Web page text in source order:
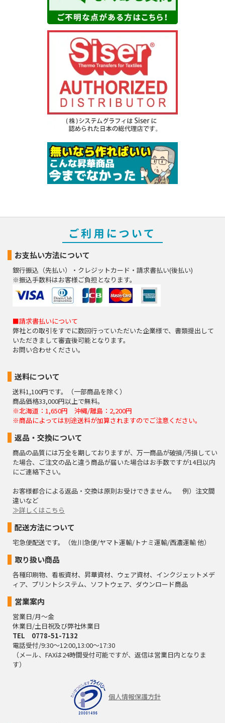
ご利用について
お支払い方法について
銀行振込（先払い）・クレジットカード・請求書払い(後払い)
※振込手数料はお客様ご負担となります。
■請求書払いについて
弊社との取引をすでに数回行っていただいた企業様で、書類提出して
いただきまして審査後可能となります。
お問い合わせください。
送料について
送料1,100円です。（一部商品を除く）
商品価格33,000円以上で無料。
※北海道：1,650円 沖縄/離島：2,200円
※商品によっては別途送料が加算されますのでご注意ください。
返品・交換について
商品の品質には万全を期しておりますが、万一商品が破損/汚損してい
た場合、ご注文の品と違う商品が届いた場合はお手数ですが14日以内
にご連絡下さい。
お客様都合による返品・交換は原則お受けできません。 例）注文間
違いなど
≫詳しくはこちら
配送方法について
宅急便配送です。（佐川急便/ヤマト運輸/トナミ運輸/西濃運輸 他）
取り扱い商品
各種印刷物、看板資材、昇華資材、ウェア資材、インクジェットメデ
ィア、プリントシステム、ソフトウェア、ダウンロード商品
営業案内
営業日/月～金
休業日/土日祝及び弊社休業日
TEL 0778-51-7132
電話受付/9:30～12:00,13:00～17:30
（メール、FAXは24時間受付可能ですが、返信は営業日内となりま
す）
個人情報保護方針